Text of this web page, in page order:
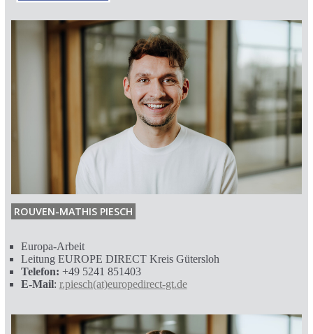
ROUVEN-MATHIS PIESCH
Europa-Arbeit
Leitung EUROPE DIRECT Kreis Gütersloh
Telefon: +49 5241 851403
E-Mail: r.piesch(at)europedirect-gt.de